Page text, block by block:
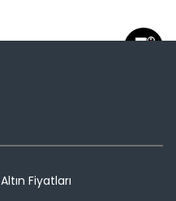
Altın Fiyatları